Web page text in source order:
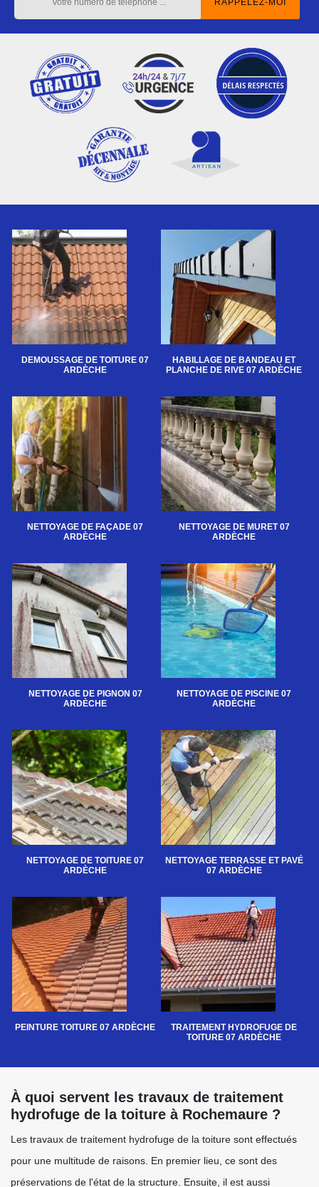
DEMOUSSAGE DE TOITURE 07
ARDÈCHE
HABILLAGE DE BANDEAU ET
PLANCHE DE RIVE 07 ARDÈCHE
NETTOYAGE DE FAÇADE 07
ARDÈCHE
NETTOYAGE DE MURET 07
ARDÈCHE
NETTOYAGE DE PIGNON 07
ARDÈCHE
NETTOYAGE DE PISCINE 07
ARDÈCHE
NETTOYAGE DE TOITURE 07
ARDÈCHE
NETTOYAGE TERRASSE ET PAVÉ
07 ARDÈCHE
PEINTURE TOITURE 07 ARDÈCHE
TRAITEMENT HYDROFUGE DE
TOITURE 07 ARDÈCHE
À quoi servent les travaux de traitement
hydrofuge de la toiture à Rochemaure ?
Les travaux de traitement hydrofuge de la toiture sont effectués
pour une multitude de raisons. En premier lieu, ce sont des
préservations de l'état de la structure. Ensuite, il est aussi